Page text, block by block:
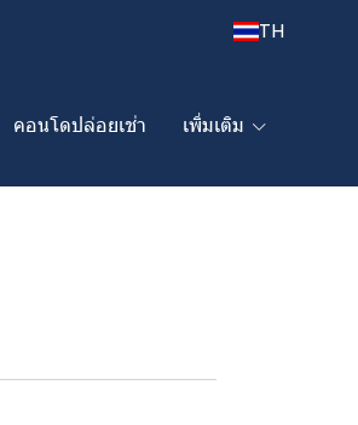
TH
คอนโดปล่อยเช่า เพิ่มเติม